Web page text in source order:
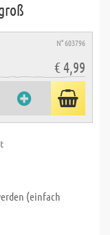
N° 603796
€ 4,99
(einfach